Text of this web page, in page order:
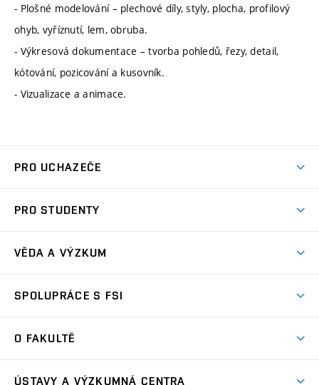
- Plošné modelování – plechové díly, styly, plocha, profilový
ohyb, vyříznutí, lem, obruba.
- Výkresová dokumentace – tvorba pohledů, řezy, detail,
kótování, pozicování a kusovník.
- Vizualizace a animace.
PRO UCHAZEČE
Ambasadoři studia
Zápisy
Mobilní aplikace
PRO STUDENTY
Studijní předpisy
Pro prváky
VĚDA A VÝZKUM
Oblasti výzkumu
SPOLUPRÁCE S FSI
Nejvýznamnější partneři
O FAKULTĚ
ÚSTAVY A VÝZKUMNÁ CENTRA